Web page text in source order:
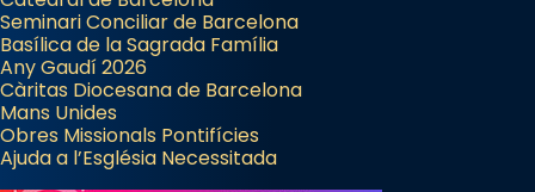
Seminari Conciliar de Barcelona
Basílica de la Sagrada Família
Any Gaudí 2026
Càritas Diocesana de Barcelona
Mans Unides
Obres Missionals Pontifícies
Ajuda a l’Església Necessitada